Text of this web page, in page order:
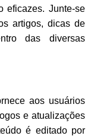
eficazes. Junte-se
artigos, dicas de
das diversas
aos usuários
e atualizações
é editado por